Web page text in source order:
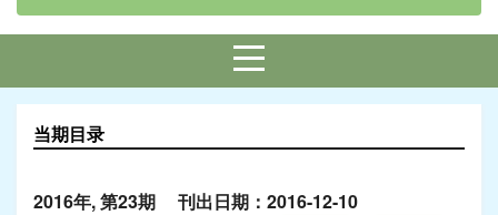
当期目录
2016年, 第23期 刊出日期：2016-12-10